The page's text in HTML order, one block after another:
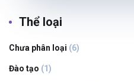
Thể loại
Chưa phân loại (6)
Đào tạo (1)